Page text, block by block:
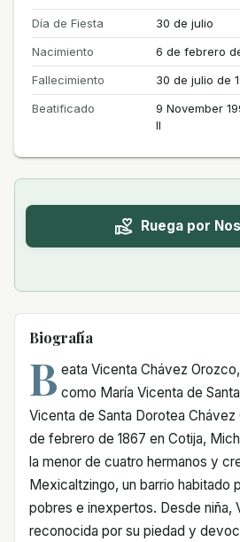
Día de Fiesta
30 de julio
Nacimiento
6 de febrero
Fallecimiento
30 de julio de
Beatificado
9 November
II
Ruega por
Biografía
B eata Vicenta Chávez
como María Vicenta de
Vicenta de Santa Dorotea
de febrero de 1867 en Cotija,
la menor de cuatro hermanos y
Mexicaltzingo, un barrio habitado
pobres e inexpertos. Desde niña,
reconocida por su piedad y